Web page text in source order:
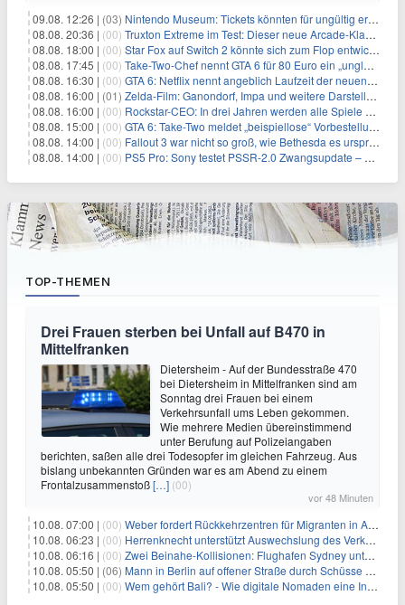
09.08. 12:26 | (03) Nintendo Museum: Tickets könnten für ungültig erklärt werden!
08.08. 20:36 | (00) Truxton Extreme im Test: Dieser neue Arcade-Klassiker verzeiht dir gar nichts
08.08. 18:00 | (00) Star Fox auf Switch 2 könnte sich zum Flop entwickeln
08.08. 17:45 | (00) Take-Two-Chef nennt GTA 6 für 80 Euro ein „unglaubliches Schnäppchen“
08.08. 16:30 | (00) GTA 6: Netflix nennt angeblich Laufzeit der neuen Gameplay-Präsentation
08.08. 16:00 | (01) Zelda-Film: Ganondorf, Impa und weitere Darsteller sollen feststehen
08.08. 16:00 | (00) Rockstar-CEO: In drei Jahren werden alle Spiele gestreamt
08.08. 15:00 | (00) GTA 6: Take-Two meldet „beispiellose“ Vorbestellungen – und nennt sie im selben Atemzug unkalkulierbar
08.08. 14:00 | (00) Fallout 3 war nicht so groß, wie Bethesda es ursprünglich wollte
08.08. 14:00 | (00) PS5 Pro: Sony testet PSSR-2.0 Zwangsupdate – und das ist gut so
TOP-THEMEN
Drei Frauen sterben bei Unfall auf B470 in
Mittelfranken
Dietersheim - Auf der Bundesstraße 470
bei Dietersheim in Mittelfranken sind am
Sonntag drei Frauen bei einem
Verkehrsunfall ums Leben gekommen.
Wie mehrere Medien übereinstimmend
unter Berufung auf Polizeiangaben
berichten, saßen alle drei Todesopfer im gleichen Fahrzeug. Aus
bislang unbekannten Gründen war es am Abend zu einem
Frontalzusammenstoß[…] (00)
vor 48 Minuten
10.08. 07:00 | (00) Weber fordert Rückkehrzentren für Migranten in Afrika
10.08. 06:23 | (00) Herrenknecht unterstützt Auswechslung des Verkehrsministers
10.08. 06:16 | (00) Zwei Beinahe-Kollisionen: Flughafen Sydney unter Druck
10.08. 05:50 | (06) Mann in Berlin auf offener Straße durch Schüsse getötet
10.08. 05:50 | (00) Wem gehört Bali? - Wie digitale Nomaden eine Insel verändern